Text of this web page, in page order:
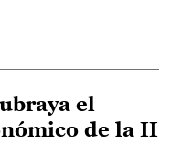
el
de la II